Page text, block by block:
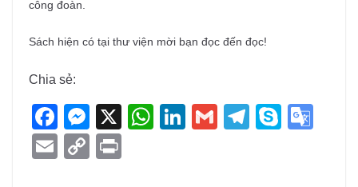
công đoàn.
Sách hiện có tại thư viện mời bạn đọc đến đọc!
Chia sẻ:
F
a
c
M
e
ss
X
W
Li
G
T
S
E
C